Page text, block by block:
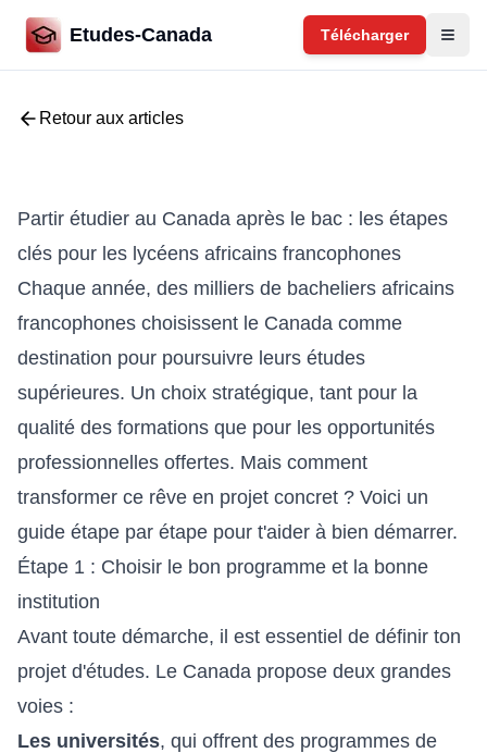
Etudes-Canada Télécharger
Retour aux articles
Partir étudier au Canada après le bac : les étapes
clés pour les lycéens africains francophones
Chaque année, des milliers de bacheliers africains
francophones choisissent le Canada comme
destination pour poursuivre leurs études
supérieures. Un choix stratégique, tant pour la
qualité des formations que pour les opportunités
professionnelles offertes. Mais comment
transformer ce rêve en projet concret ? Voici un
guide étape par étape pour t'aider à bien démarrer.
Étape 1 : Choisir le bon programme et la bonne
institution
Avant toute démarche, il est essentiel de définir ton
projet d'études. Le Canada propose deux grandes
voies :
Les universités, qui offrent des programmes de